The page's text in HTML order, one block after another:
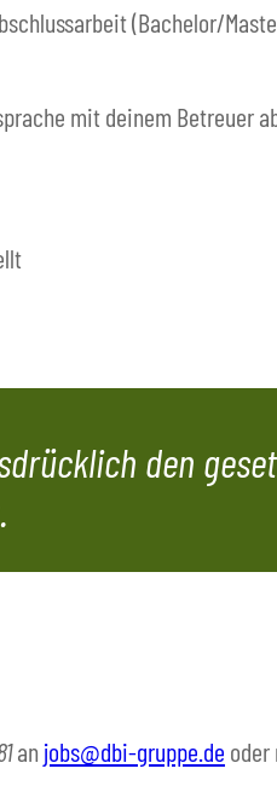
(Bachelor/
mit deinem Betreuer
den
an jobs@dbi-gruppe.de oder